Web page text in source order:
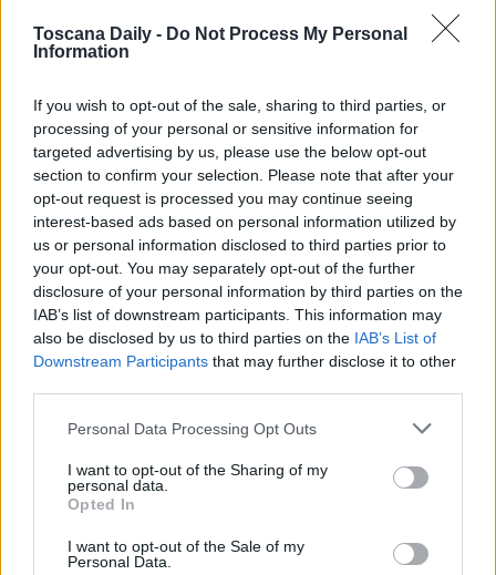
Toscana Daily - Do Not Process My Personal
Information
If you wish to opt-out of the sale, sharing to third parties, or
processing of your personal or sensitive information for
targeted advertising by us, please use the below opt-out
section to confirm your selection. Please note that after your
opt-out request is processed you may continue seeing
interest-based ads based on personal information utilized by
us or personal information disclosed to third parties prior to
your opt-out. You may separately opt-out of the further
disclosure of your personal information by third parties on the
IAB’s list of downstream participants. This information may
also be disclosed by us to third parties on the IAB’s List of
Downstream Participants that may further disclose it to other
Personal Data Processing Opt Outs
I want to opt-out of the Sharing of my
personal data.
Opted In
I want to opt-out of the Sale of my
Personal Data.
CRONACA
Gli ospiti della struttura di accoglienza messi a
lavorare per 97 centesimi l’ora, 10 arresti